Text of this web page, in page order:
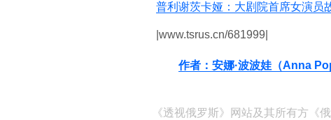
普利谢茨卡娅：大剧院首席女演员
|www.tsrus.cn/681999|
作者：安娜·波波娃（Anna
《透视俄罗斯》网站及其所有方《